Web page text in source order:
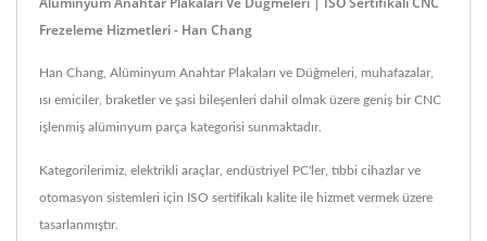
Frezeleme Hizmetleri - Han Chang
Han Chang, Alüminyum Anahtar Plakaları ve Düğmeleri, muhafazalar,
ısı emiciler, braketler ve şasi bileşenleri dahil olmak üzere geniş bir CNC
işlenmiş alüminyum parça kategorisi sunmaktadır.
Kategorilerimiz, elektrikli araçlar, endüstriyel PC'ler, tıbbi cihazlar ve
otomasyon sistemleri için ISO sertifikalı kalite ile hizmet vermek üzere
tasarlanmıştır.